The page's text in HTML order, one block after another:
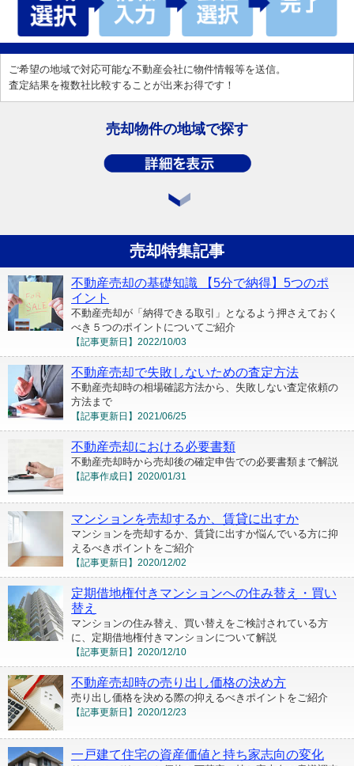
ご希望の地域で対応可能な不動産会社に物件情報等を送信。
査定結果を複数社比較することが出来お得です！
売却物件の地域で探す
売却特集記事
不動産売却の基礎知識 【5分で納得】5つのポ
イント
不動産売却が「納得できる取引」となるよう押さえておく
べき５つのポイントについてご紹介
【記事更新日】 2022/10/03
不動産売却で失敗しないための査定方法
不動産売却時の相場確認方法から、失敗しない査定依頼の
方法まで
【記事更新日】 2021/06/25
不動産売却における必要書類
不動産売却時から売却後の確定申告での必要書類まで解説
【記事作成日】 2020/01/31
マンションを売却するか、賃貸に出すか
マンションを売却するか、賃貸に出すか悩んでいる方に抑
えるべきポイントをご紹介
【記事更新日】 2020/12/02
定期借地権付きマンションへの住み替え・買い
替え
マンションの住み替え、買い替えをご検討されている方
に、定期借地権付きマンションについて解説
【記事更新日】 2020/12/10
不動産売却時の売り出し価格の決め方
売り出し価格を決める際の抑えるべきポイントをご紹介
【記事更新日】 2020/12/23
一戸建て住宅の資産価値と持ち家志向の変化